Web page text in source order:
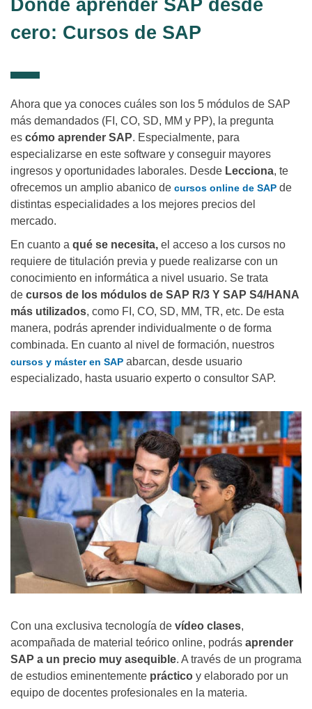
Dónde aprender SAP desde
cero: Cursos de SAP
Ahora que ya conoces cuáles son los 5 módulos de SAP
más demandados (FI, CO, SD, MM y PP), la pregunta
es cómo aprender SAP. Especialmente, para
especializarse en este software y conseguir mayores
ingresos y oportunidades laborales. Desde Lecciona, te
ofrecemos un amplio abanico de cursos online de SAP de
distintas especialidades a los mejores precios del
mercado.
En cuanto a qué se necesita, el acceso a los cursos no
requiere de titulación previa y puede realizarse con un
conocimiento en informática a nivel usuario. Se trata
de cursos de los módulos de SAP R/3 Y SAP S4/HANA
más utilizados, como FI, CO, SD, MM, TR, etc. De esta
manera, podrás aprender individualmente o de forma
combinada. En cuanto al nivel de formación, nuestros
cursos y máster en SAP abarcan, desde usuario
especializado, hasta usuario experto o consultor SAP.
Con una exclusiva tecnología de vídeo clases,
acompañada de material teórico online, podrás aprender
SAP a un precio muy asequible. A través de un programa
de estudios eminentemente práctico y elaborado por un
equipo de docentes profesionales en la materia.